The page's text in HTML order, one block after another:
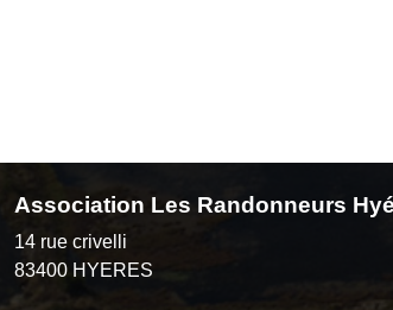
Association Les Randonneurs
14 rue crivelli
83400 HYERES